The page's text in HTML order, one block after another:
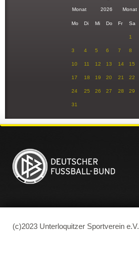
2026
Mo Di Mi Do Fr Sa
1
3 4 5 6 7 8
10 11 12 13 14 15
17 18 19 20 21 22
24 25 26 27 28 29
31
(c)2023 Unterloquitzer Sportverein e.V.